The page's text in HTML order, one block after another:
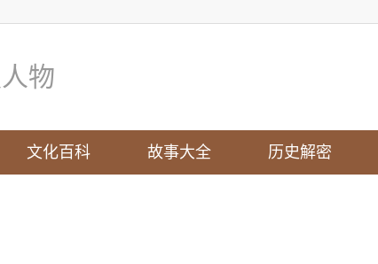
物
文化百科 故事大全 历史解密